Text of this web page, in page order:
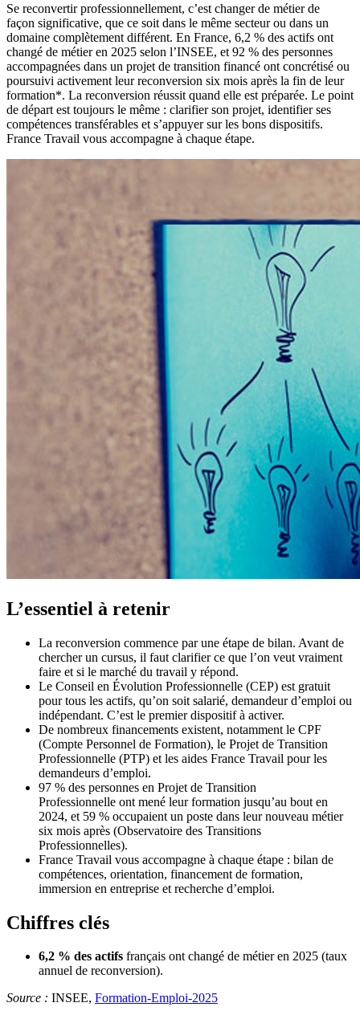
Se reconvertir professionnellement, c’est changer de métier de
façon significative, que ce soit dans le même secteur ou dans un
domaine complètement différent. En France, 6,2 % des actifs ont
changé de métier en 2025 selon l’INSEE, et 92 % des personnes
accompagnées dans un projet de transition financé ont concrétisé ou
poursuivi activement leur reconversion six mois après la fin de leur
formation*. La reconversion réussit quand elle est préparée. Le point
de départ est toujours le même : clarifier son projet, identifier ses
compétences transférables et s’appuyer sur les bons dispositifs.
France Travail vous accompagne à chaque étape.
L’essentiel à retenir
La reconversion commence par une étape de bilan. Avant de
chercher un cursus, il faut clarifier ce que l’on veut vraiment
faire et si le marché du travail y répond.
Le Conseil en Évolution Professionnelle (CEP) est gratuit
pour tous les actifs, qu’on soit salarié, demandeur d’emploi ou
indépendant. C’est le premier dispositif à activer.
De nombreux financements existent, notamment le CPF
(Compte Personnel de Formation), le Projet de Transition
Professionnelle (PTP) et les aides France Travail pour les
demandeurs d’emploi.
97 % des personnes en Projet de Transition
Professionnelle ont mené leur formation jusqu’au bout en
2024, et 59 % occupaient un poste dans leur nouveau métier
six mois après (Observatoire des Transitions
Professionnelles).
France Travail vous accompagne à chaque étape : bilan de
compétences, orientation, financement de formation,
immersion en entreprise et recherche d’emploi.
Chiffres clés
6,2 % des actifs français ont changé de métier en 2025 (taux
annuel de reconversion).
Source : INSEE, Formation-Emploi-2025